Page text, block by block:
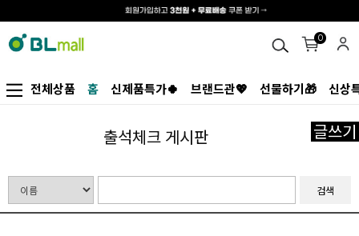
0
전체상품 홈 신제품특가🍀 브랜드관💖 선물하기🎁 신상
출석체크 게시판 글쓰기
검색